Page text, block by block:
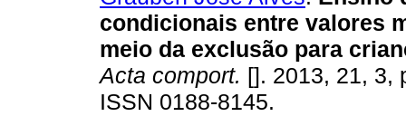
condicionais entre valores
meio da exclusão para
Acta comport. []. 2013, 21, 3,
ISSN 0188-8145.